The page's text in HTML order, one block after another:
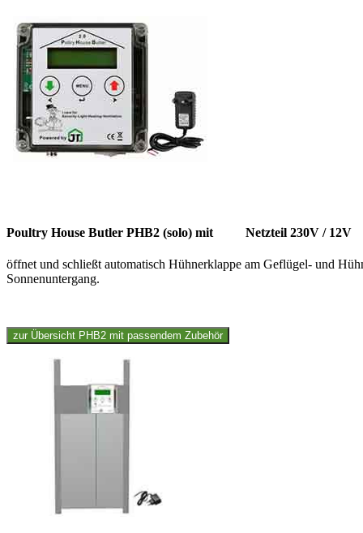
Poultry House Butler PHB2 (solo) mit Netzteil 230V / 12V
öffnet und schließt automatisch Hühnerklappe am Geflügel- und
Sonnenuntergang.